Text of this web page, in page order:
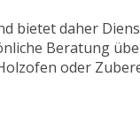
bietet daher
Beratung
oder